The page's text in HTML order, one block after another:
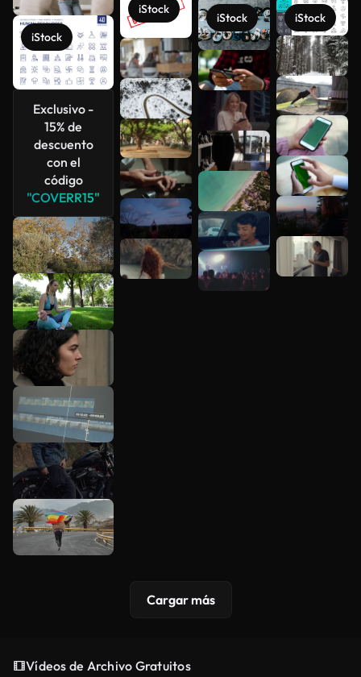
iStock
Exclusivo -
15% de
descuento
con el
código
"COVERR15"
iStock
iStock iStock
Ver más
Cargar más
Vídeos de Archivo Gratuitos